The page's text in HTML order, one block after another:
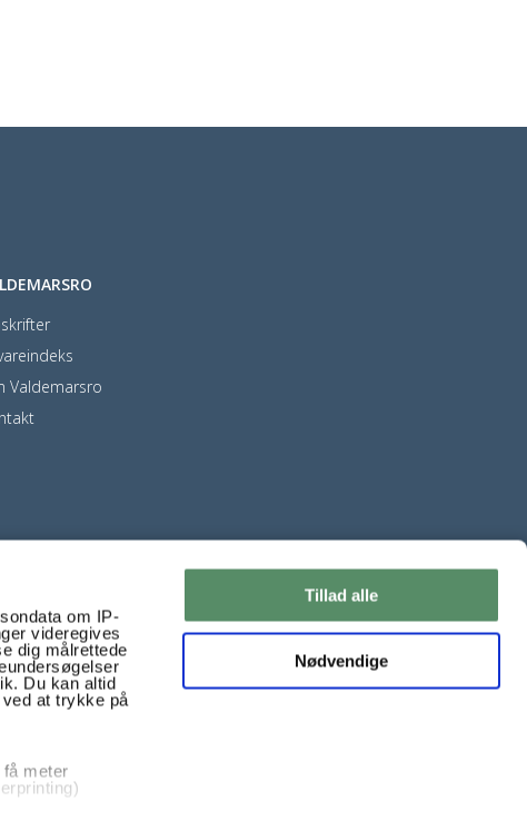
om IP-
videregives
dig målrettede
Du kan altid
at trykke på
meter
Tillad alle
Nødvendige
Valdemarsro